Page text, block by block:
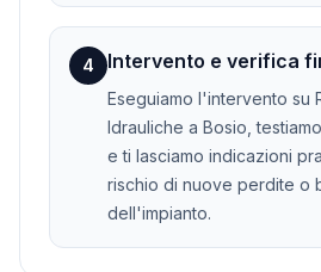
4 Intervento e verifica
Eseguiamo l'intervento su
Idrauliche a Bosio,
e ti lasciamo indicazioni
rischio di nuove perdite o
dell'impianto.